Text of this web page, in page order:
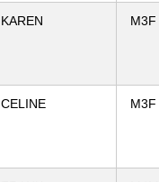
KAREN
M3F
CELINE M3F